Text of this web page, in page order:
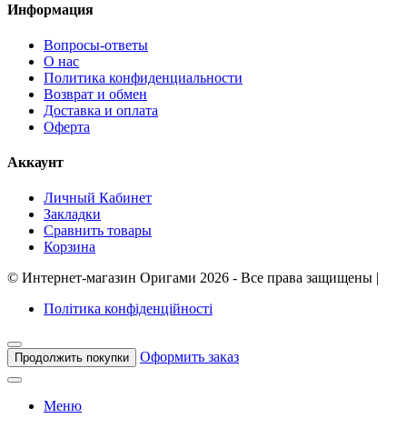
Информация
Вопросы-ответы
О нас
Политика конфиденциальности
Возврат и обмен
Доставка и оплата
Оферта
Аккаунт
Личный Кабинет
Закладки
Сравнить товары
Корзина
© Интернет-магазин Оригами 2026 - Все права защищены
Політика конфіденційності
Продолжить покупки Оформить заказ
Меню